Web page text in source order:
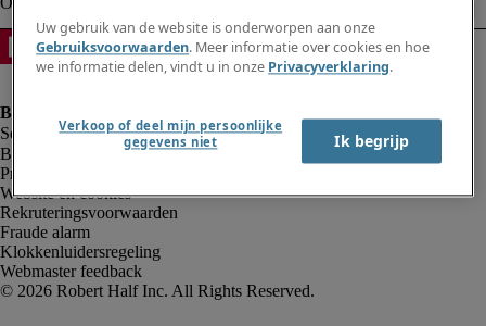
Bedrijfsinformatie
Privacyverklaring
Website en cookies
Rekruteringsvoorwaarden
Fraude alarm
Klokkenluidersregeling
Webmaster feedback
Uw gebruik van de website is onderworpen aan onze
Gebruiksvoorwaarden. Meer informatie over cookies en hoe
we informatie delen, vindt u in onze Privacyverklaring.
Verkoop of deel mijn persoonlijke
gegevens niet
Ik begrijp